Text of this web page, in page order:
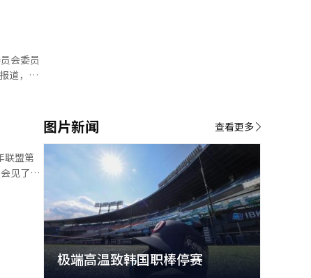
，金正
农场间
标
联盟第
见了青
决心。
图片新闻
极端高温致韩国职棒停赛
查看更多